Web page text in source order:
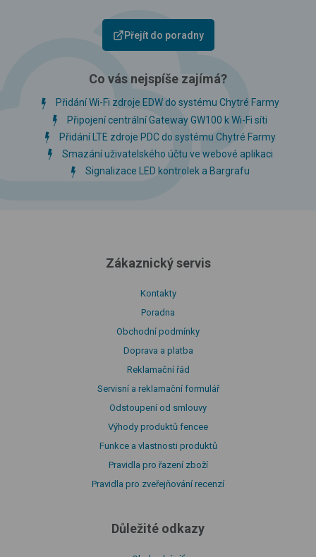
Přejít do poradny
Co vás nejspíše zajímá?
Přidání Wi-Fi zdroje EDW do systému Chytré Farmy
Připojení centrální Gateway GW100 k Wi-Fi síti
Přidání LTE zdroje PDC do systému Chytré Farmy
Smazání uživatelského účtu ve webové aplikaci
Signalizace LED kontrolek a Bargrafu
Zákaznický servis
Kontakty
Poradna
Obchodní podmínky
Doprava a platba
Reklamační řád
Servisní a reklamační formulář
Odstoupení od smlouvy
Výhody produktů fencee
Funkce a vlastnosti produktů
Pravidla pro řazení zboží
Pravidla pro zveřejňování recenzí
Důležité odkazy